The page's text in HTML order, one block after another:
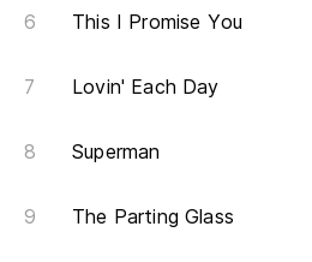
This I Promise You
Lovin' Each Day
Superman
The Parting Glass